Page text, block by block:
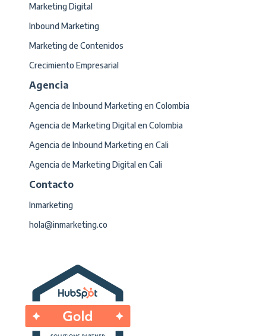
Marketing Digital
Inbound Marketing
Marketing de Contenidos
Crecimiento Empresarial
Agencia
Agencia de Inbound Marketing en Colombia
Agencia de Marketing Digital en Colombia
Agencia de Inbound Marketing en Cali
Agencia de Marketing Digital en Cali
Contacto
Inmarketing
hola@inmarketing.co